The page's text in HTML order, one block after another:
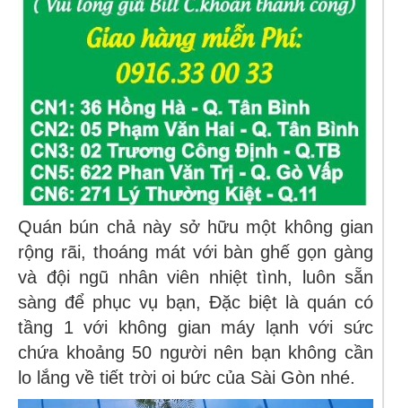
Quán bún chả này sở hữu một không gian
rộng rãi, thoáng mát với bàn ghế gọn gàng
và đội ngũ nhân viên nhiệt tình, luôn sẵn
sàng để phục vụ bạn, Đặc biệt là quán có
tầng 1 với không gian máy lạnh với sức
chứa khoảng 50 người nên bạn không cần
lo lắng về tiết trời oi bức của Sài Gòn nhé.